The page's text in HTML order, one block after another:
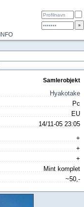
INFO
Samlerobjekt
Hyakotake
Pc
EU
14/11-05 23:05
+
+
+
Mint komplet
~50,-